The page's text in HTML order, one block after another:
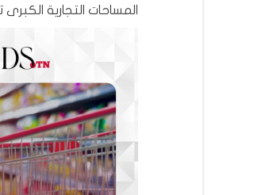
المساحات التجارية